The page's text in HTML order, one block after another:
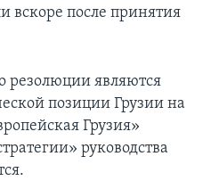
вскоре после принятия
резолюции являются
позиции Грузии на
Грузия»
руководства